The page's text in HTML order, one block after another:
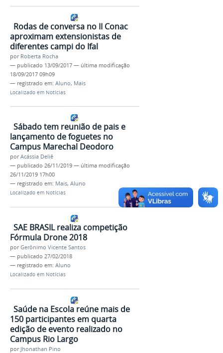
Rodas de conversa no II Conac
aproximam extensionistas de
diferentes campi do Ifal
por Roberta Rocha
— publicado 13/09/2017 — última modificação
18/09/2017 09h09
— registrado em: Aluno, Mais
Localizado em Notícias
Sábado tem reunião de pais e
lançamento de foguetes no
Campus Marechal Deodoro
porAcássia Deliê
— publicado 26/11/2019 — última modificação
26/11/2019 17h00
— registrado em: Mais, Aluno
Localizado em Notícias
SAE BRASIL realiza competição
Fórmula Drone 2018
porGerônimo Vicente Santos
— publicado 27/02/2018
— registrado em: Aluno
Localizado em Notícias
Saúde na Escola reúne mais de
150 participantes em quarta
edição de evento realizado no
Campus Rio Largo
por Jhonathan Pino